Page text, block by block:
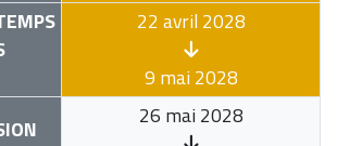
22 avril 2028
9 mai 2028
26 mai 2028